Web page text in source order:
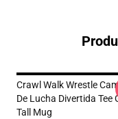
Crawl Walk Wrestle
De Lucha Divertida Tee
Tall Mug